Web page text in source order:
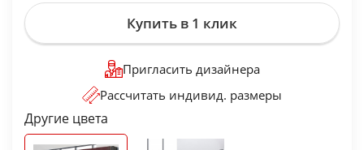
Купить в 1 клик
Пригласить дизайнера
Рассчитать индивид. размеры
Другие цвета